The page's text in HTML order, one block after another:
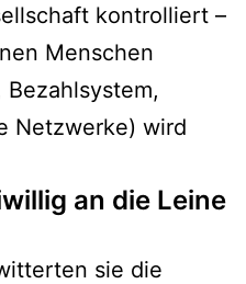
kontrolliert –
Menschen
Netzwerke) wird
an die Leine
sie die